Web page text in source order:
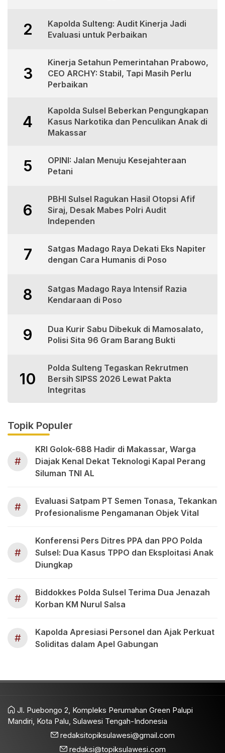
2
Kapolda Sulteng: Audit Kinerja Jadi
Evaluasi untuk Perbaikan
3
Kinerja Setahun Pemerintahan Prabowo,
CEO ARCHY: Stabil, Tapi Masih Perlu
Perbaikan
4
Kapolda Sulsel Beberkan Pengungkapan
Kasus Narkotika dan Penculikan Anak di
Makassar
5
OPINI: Jalan Menuju Kesejahteraan
Petani
6
PBHI Sulsel Ragukan Hasil Otopsi Afif
Siraj, Desak Mabes Polri Audit
Independen
7
Satgas Madago Raya Dekati Eks Napiter
dengan Cara Humanis di Poso
8
Satgas Madago Raya Intensif Razia
Kendaraan di Poso
9
Dua Kurir Sabu Dibekuk di Mamosalato,
Polisi Sita 96 Gram Barang Bukti
10
Polda Sulteng Tegaskan Rekrutmen
Bersih SIPSS 2026 Lewat Pakta
Integritas
Topik Populer
#
KRI Golok-688 Hadir di Makassar, Warga
Diajak Kenal Dekat Teknologi Kapal Perang
Siluman TNI AL
#
Evaluasi Satpam PT Semen Tonasa, Tekankan
Profesionalisme Pengamanan Objek Vital
#
Konferensi Pers Ditres PPA dan PPO Polda
Sulsel: Dua Kasus TPPO dan Eksploitasi Anak
Diungkap
#
Biddokkes Polda Sulsel Terima Dua Jenazah
Korban KM Nurul Salsa
#
Kapolda Apresiasi Personel dan Ajak Perkuat
Soliditas dalam Apel Gabungan
Jl. Puebongo 2, Kompleks Perumahan Green Palupi
Mandiri, Kota Palu, Sulawesi Tengah-Indonesia
redaksitopiksulawesi@gmail.com
redaksi@topiksulawesi.com